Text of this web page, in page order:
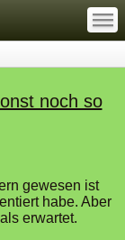
—
—
—
noch so
gewesen ist
habe. Aber
erwartet.